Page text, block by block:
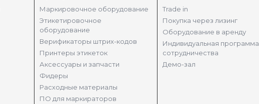
Маркировочное оборудование
Этикетировочное
оборудование
Верификаторы штрих-кодов
Принтеры этикеток
Аксессуары и запчасти
Фидеры
Расходные материалы
ПО для маркираторов
Trade in
Покупка через лизинг
Оборудование в аренду
Индивидуальная программа
сотрудничества
Демо-зал